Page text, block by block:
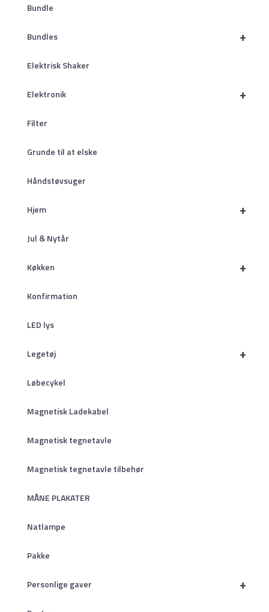
Bundle
+
Bundles
Elektrisk Shaker
+
Elektronik
Filter
Grunde til at elske
Håndstøvsuger
+
Hjem
Jul & Nytår
+
Køkken
Konfirmation
LED lys
+
Legetøj
Løbecykel
Magnetisk Ladekabel
Magnetisk tegnetavle
Magnetisk tegnetavle tilbehør
MÅNE PLAKATER
Natlampe
Pakke
+
Personlige gaver